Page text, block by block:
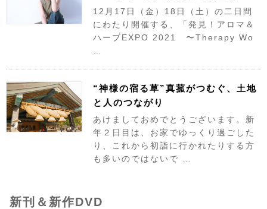
12月17日（金）18日（土）の二日間
にわたり開催する、「発見！アロマ＆
ハーブEXPO 2021 〜Therapy Wo
“神様の宿る草”真菰がつむぐ、土地
と人のつながり
あけましておめでとうございます。新
年２日目は、お家でゆっくり過ごした
り、これから初詣に行かれたりする方
も多いのではないで …
新刊＆新作DVD